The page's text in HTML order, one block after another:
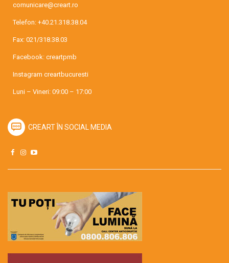
comunicare@creart.ro
Telefon: +40.21.318.38.04
Fax: 021/318.38.03
Facebook: creartpmb
Instagram creartbucuresti
Luni – Vineri: 09:00 – 17:00
CREART ÎN SOCIAL MEDIA